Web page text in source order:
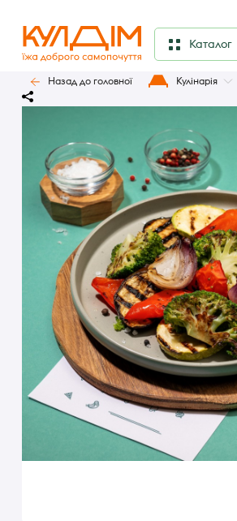
Каталог
Назад до головної Кулінарія